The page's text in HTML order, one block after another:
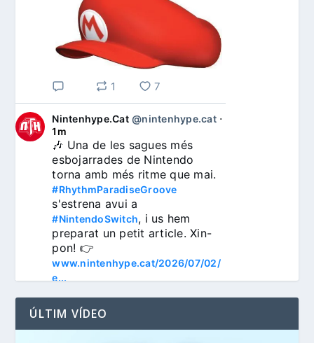
1 7
Nintenhype.Cat @nintenhype.cat⋅
1m
🎶 Una de les sagues més
esbojarrades de Nintendo
#RhythmParadiseGroove
#NintendoSwitch, i us hem
preparat un petit article. Xin-
www.nintenhype.cat/2026/07/02/
e...
ÚLTIM VÍDEO